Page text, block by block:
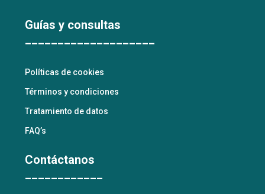
Guías y consultas
Políticas de cookies
Términos y condiciones
Tratamiento de datos
FAQ’s
Contáctanos